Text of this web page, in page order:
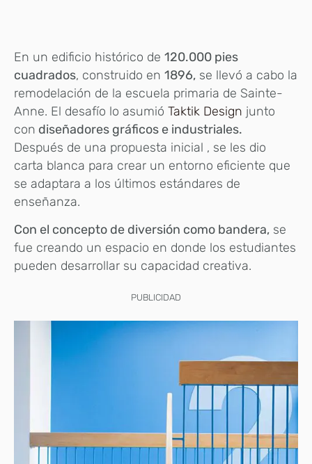
En un edificio histórico de 120.000 pies
cuadrados, construido en 1896, se llevó a cabo la
remodelación de la escuela primaria de Sainte-
Anne. El desafío lo asumió Taktik Design junto
con diseñadores gráficos e industriales.
Después de una propuesta inicial , se les dio
carta blanca para crear un entorno eficiente que
se adaptara a los últimos estándares de
enseñanza.
Con el concepto de diversión como bandera, se
fue creando un espacio en donde los estudiantes
pueden desarrollar su capacidad creativa.
PUBLICIDAD